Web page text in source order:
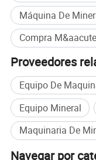
5 Máquina
8 Mesa
9 Expulsor
Caso del oro Estaño
Máquina De
Proveedores
Equipo De
Equipo Mineral
Maquinaria De
Navegar por